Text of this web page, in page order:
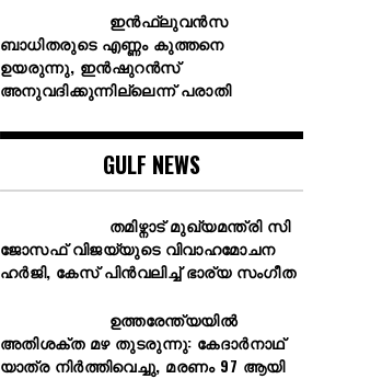
ഇൻഫ്ലുവൻസ
ബാധിതരുടെ എണ്ണം കുത്തനെ
ഉയരുന്നു, ഇൻഷുറൻസ്
അനുവദിക്കുന്നില്ലെന്ന് പരാതി
GULF NEWS
തമിഴ്നാട് മുഖ്യമന്ത്രി സി
ജോസഫ് വിജയ്‌യുടെ വിവാഹമോചന
ഹർജി, കേസ് പിൻവലിച്ച് ഭാര്യ സംഗീത
ഉത്തരേന്ത്യയിൽ
അതിശക്ത മഴ തുടരുന്നു: കേദാർനാഥ്
യാത്ര നിർത്തിവെച്ചു, മരണം 97 ആയി